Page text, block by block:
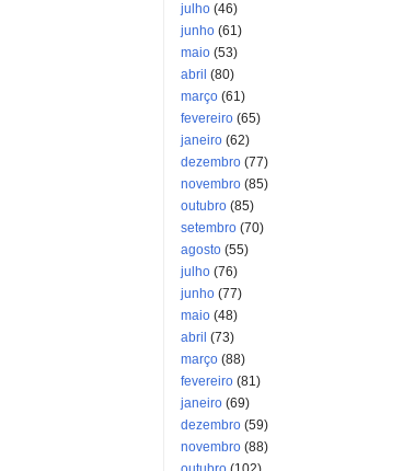
julho (46)
junho (61)
maio (53)
abril (80)
março (61)
fevereiro (65)
janeiro (62)
dezembro (77)
novembro (85)
outubro (85)
setembro (70)
agosto (55)
julho (76)
junho (77)
maio (48)
abril (73)
março (88)
fevereiro (81)
janeiro (69)
dezembro (59)
novembro (88)